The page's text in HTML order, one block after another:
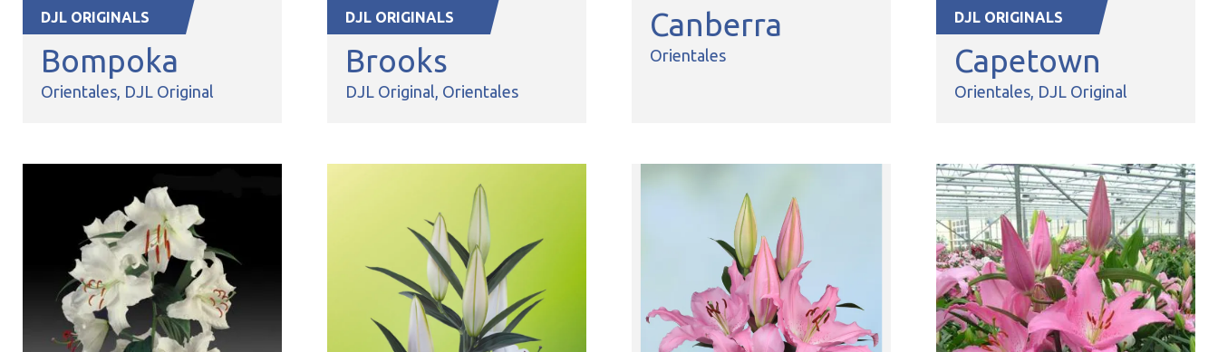
DJL ORIGINALS
Bompoka
Orientales DJL Original
DJL ORIGINALS
Brooks
DJL Original Orientales
Canberra
Orientales
DJL ORIGINALS
Capetown
Orientales DJL Original